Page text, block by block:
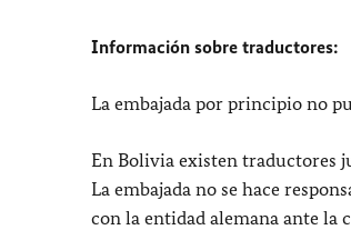
Información sobre traductores:
La embajada por principio no
En Bolivia existen traductores
La embajada no se hace
con la entidad alemana ante la